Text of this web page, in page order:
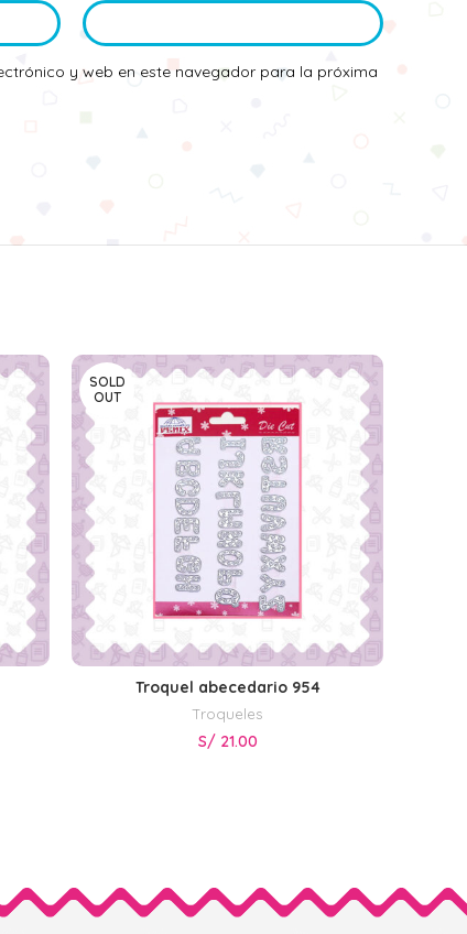
y web en este navegador para la próxima
SOLD
OUT
LEER MÁS
Troquel abecedario 954
Troqueles
S/ 21.00